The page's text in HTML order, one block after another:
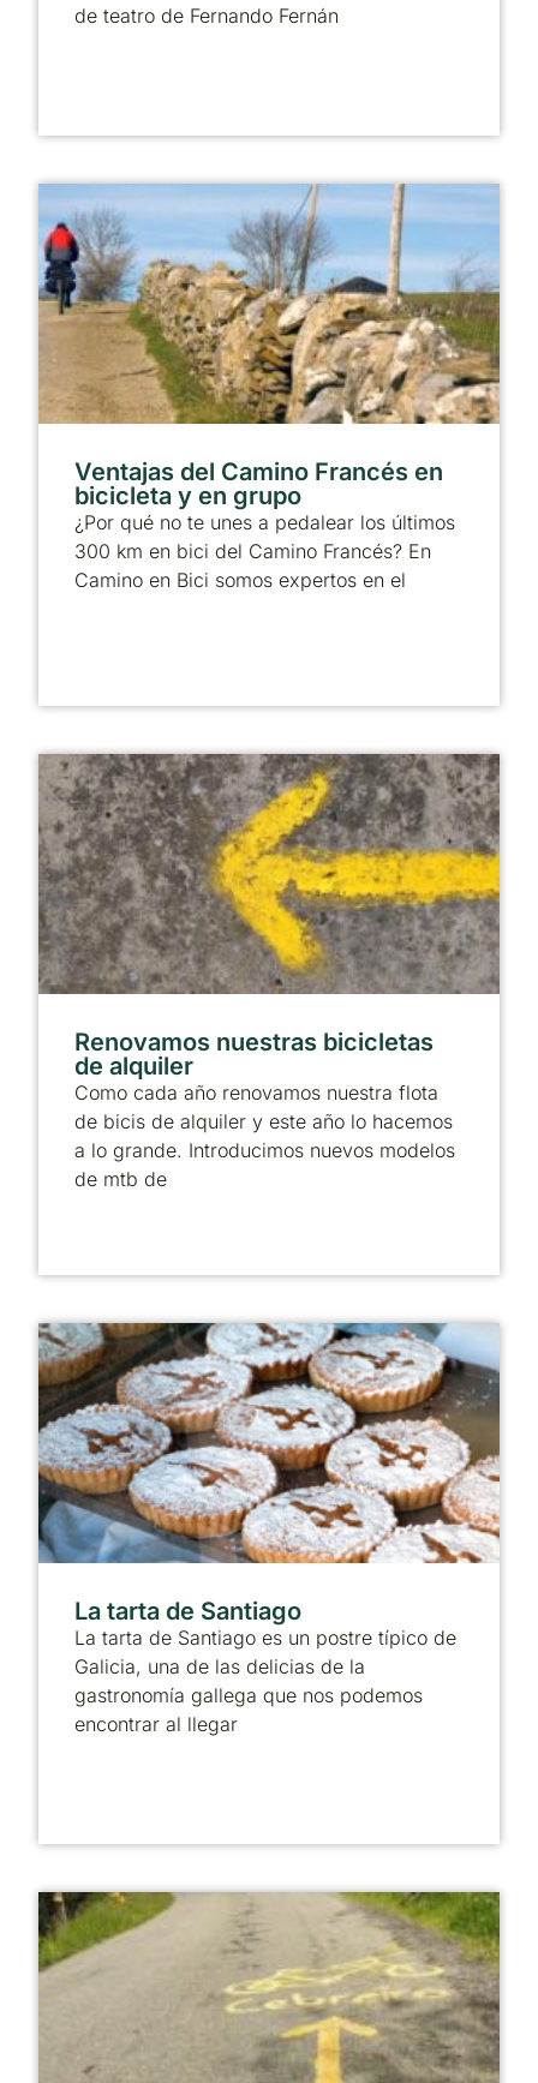
de teatro de Fernando Fernán
Ventajas del Camino Francés en
bicicleta y en grupo
¿Por qué no te unes a pedalear los últimos
300 km en bici del Camino Francés? En
Camino en Bici somos expertos en el
Renovamos nuestras bicicletas
de alquiler
Como cada año renovamos nuestra flota
de bicis de alquiler y este año lo hacemos
a lo grande. Introducimos nuevos modelos
de mtb de
La tarta de Santiago
La tarta de Santiago es un postre típico de
Galicia, una de las delicias de la
gastronomía gallega que nos podemos
encontrar al llegar